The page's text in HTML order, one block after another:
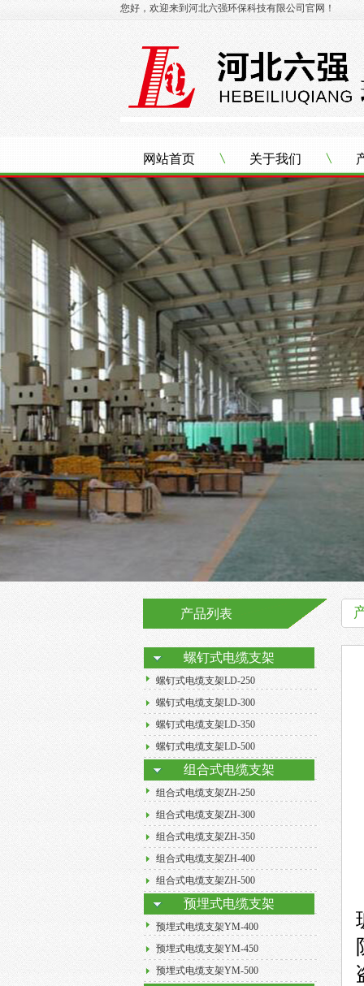
您好，欢迎来到河北六强环保科技有限公司官网！
网站首页 关于我们
产品列表
螺钉式电缆支架
螺钉式电缆支架LD-250
螺钉式电缆支架LD-300
螺钉式电缆支架LD-350
螺钉式电缆支架LD-500
组合式电缆支架
组合式电缆支架ZH-250
组合式电缆支架ZH-300
组合式电缆支架ZH-350
组合式电缆支架ZH-400
组合式电缆支架ZH-500
预埋式电缆支架
预埋式电缆支架YM-400
预埋式电缆支架YM-450
预埋式电缆支架YM-500